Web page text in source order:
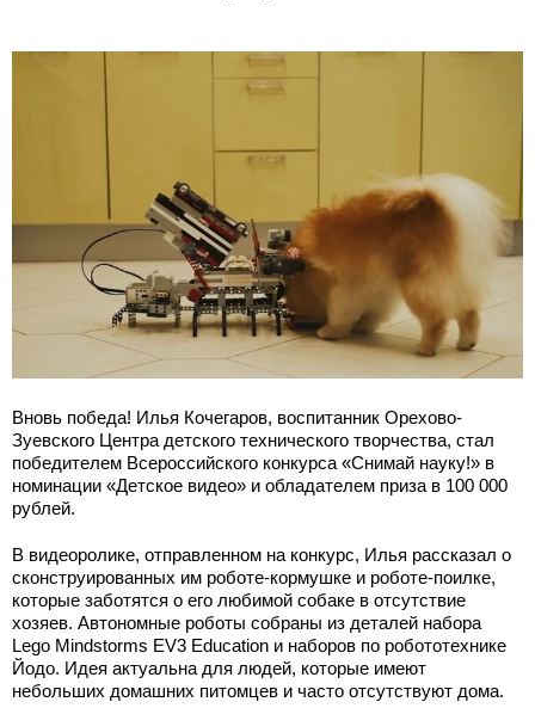
Вновь победа! Илья Кочегаров, воспитанник Орехово-
Зуевского Центра детского технического творчества, стал
победителем Всероссийского конкурса «Снимай науку!» в
номинации «Детское видео» и обладателем приза в 100 000
рублей.
В видеоролике, отправленном на конкурс, Илья рассказал о
сконструированных им роботе-кормушке и роботе-поилке,
которые заботятся о его любимой собаке в отсутствие
хозяев. Автономные роботы собраны из деталей набора
Lego Mindstorms EV3 Education и наборов по робототехнике
Йодо. Идея актуальна для людей, которые имеют
небольших домашних питомцев и часто отсутствуют дома.